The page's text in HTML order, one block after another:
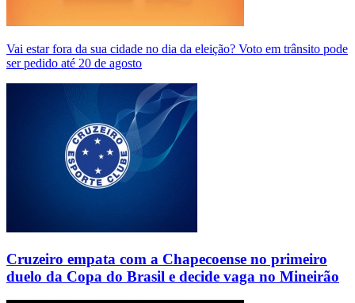
Vai estar fora da sua cidade no dia da eleição? Voto em trânsito pode
ser pedido até 20 de agosto
Cruzeiro empata com a Chapecoense no primeiro
duelo da Copa do Brasil e decide vaga no Mineirão